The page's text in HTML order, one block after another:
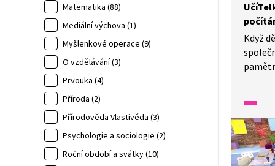
Matematika (88)
Mediální výchova (1)
Myšlenkové operace (9)
O vzdělávání (3)
Prvouka (4)
Příroda (2)
Přírodověda Vlastivěda (3)
Psychologie a sociologie (2)
Roční období a svátky (10)
pro
Když
se